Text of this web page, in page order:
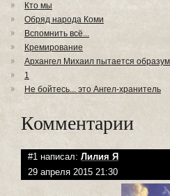
Кто мы
Обряд народа Коми
Вспомнить всё...
Кремирование
Архангел Михаил пытается
1
Не бойтесь... это Ангел-хранитель
Комментарии
#1 написал: Лилия Я
29 апреля 2015 21:30